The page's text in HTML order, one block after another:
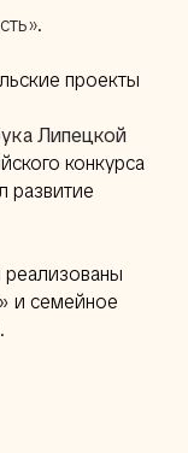
.
проекты
Липецкой
конкурса
развитие
и семейное
.